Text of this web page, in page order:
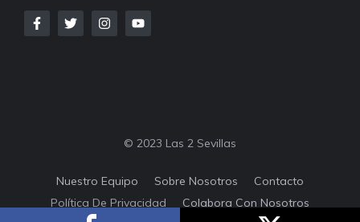
© 2023 Las 2 Sevillas
Nuestro Equipo Sobre Nosotros
Contacto
Política De Privacidad
Colabora Con Nosotros